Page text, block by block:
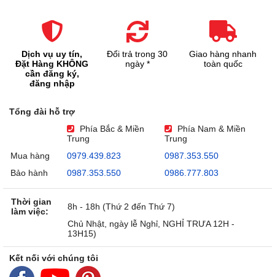
Dịch vụ uy tín,
Đặt Hàng KHÔNG
cần đăng ký,
đăng nhập
Đổi trả trong 30
ngày *
Giao hàng nhanh
toàn quốc
Tổng đài hỗ trợ
Phía Bắc & Miền
Trung
Phía Nam & Miền
Trung
Mua hàng
0979.439.823
0987.353.550
Bảo hành
0987.353.550 0986.777.803
Thời gian
làm việc:
8h - 18h (Thứ 2 đến Thứ 7)
Chủ Nhật, ngày lễ Nghỉ, NGHỈ TRƯA 12H -
13H15)
Kết nối với chúng tôi